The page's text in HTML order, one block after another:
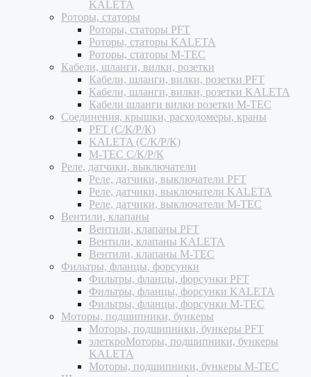
KALETA
Роторы, статоры
Роторы, статоры PFT
Роторы, статоры KALETA
Роторы, статоры M-TEC
Кабели, шланги, вилки, розетки
Кабели, шланги, вилки, розетки PFT
Кабели, шланги, вилки, розетки KALETA
Кабели шланги вилки розетки M-TEC
Соединения, крышки, расходомеры, краны
PFT (С/К/Р/К)
KALETA (С/К/Р/К)
M-TEC С/К/Р/К
Реле, датчики, выключатели
Реле, датчики, выключатели PFT
Реле, датчики, выключатели KALETA
Реле, датчики, выключатели M-TEC
Вентили, клапаны
Вентили, клапаны PFT
Вентили, клапаны KALETA
Вентили, клапаны M-TEC
Фильтры, фланцы, форсунки
Фильтры, фланцы, форсунки PFT
Фильтры, фланцы, форсунки KALETA
Фильтры, фланцы, форсунки M-TEC
Моторы, подшипники, бункеры
Моторы, подшипники, бункеры PFT
элеткроМоторы, подшипники, бункеры
KALETA
Моторы, подшипники, бункеры M-TEC